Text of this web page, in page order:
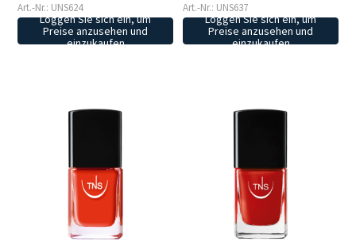
Art.-Nr.: UNS624
Loggen Sie sich ein, um
Preise anzusehen und
einzukaufen
Art.-Nr.: UNS637
Loggen Sie sich ein, um
Preise anzusehen und
einzukaufen